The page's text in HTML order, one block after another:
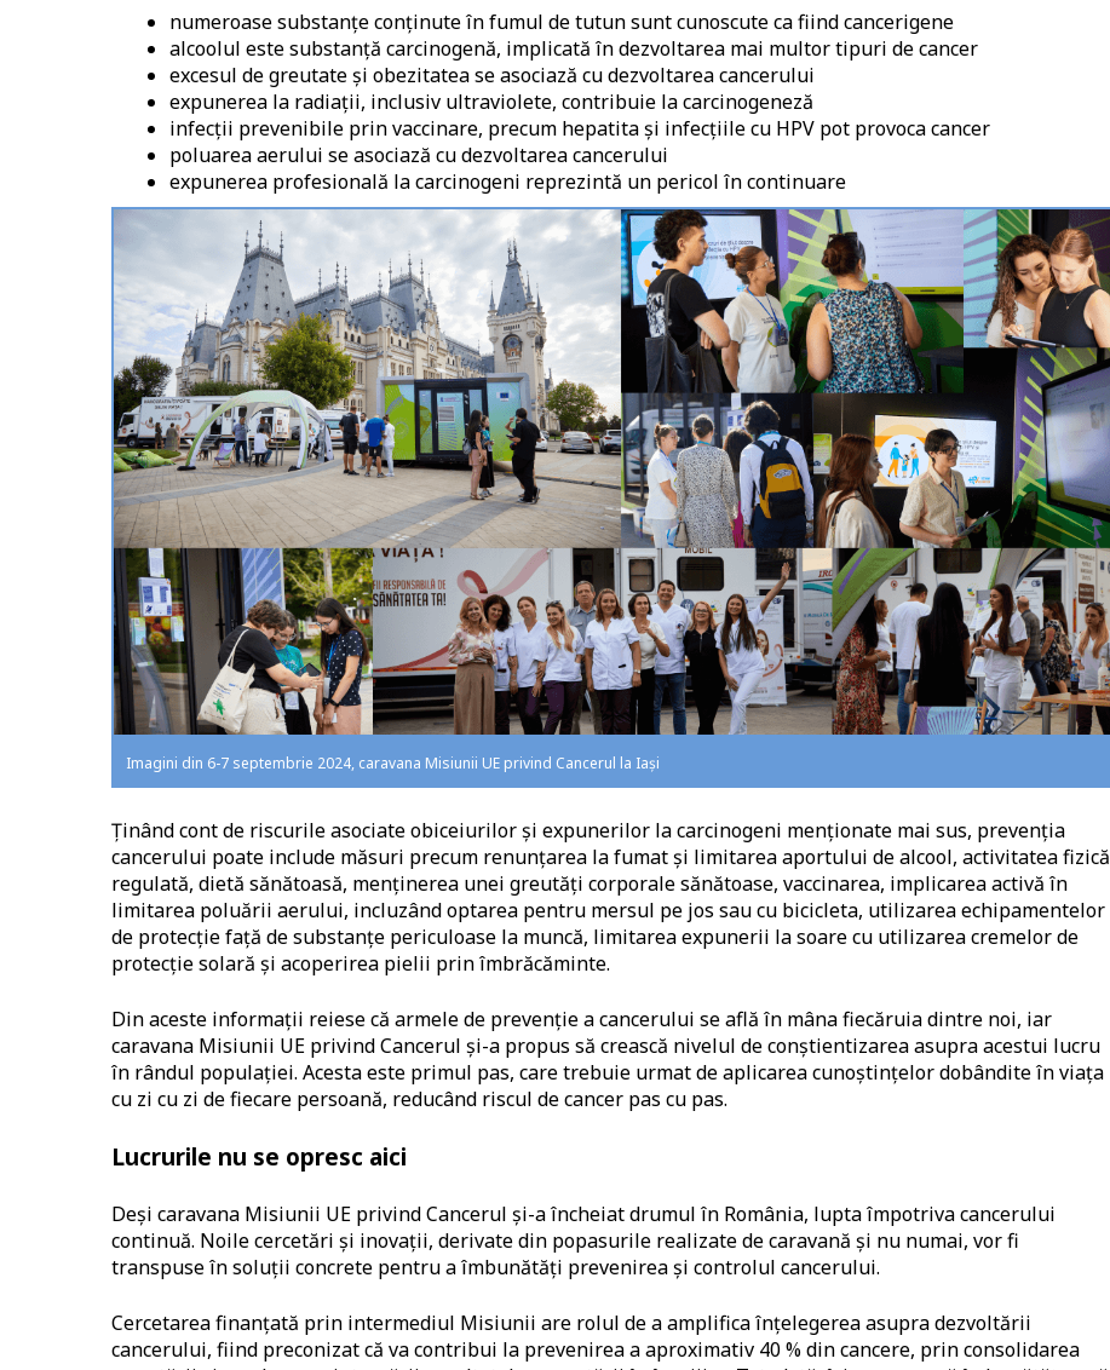
numeroase substanţe conţinute în fumul de tutun sunt cunoscute ca fiind cancerigene
alcoolul este substanţă carcinogenă, implicată în dezvoltarea mai multor tipuri de cancer
excesul de greutate şi obezitatea se asociază cu dezvoltarea cancerului
expunerea la radiaţii, inclusiv ultraviolete, contribuie la carcinogeneză
infecţii prevenibile prin vaccinare, precum hepatita şi infecţiile cu HPV pot provoca cancer
poluarea aerului se asociază cu dezvoltarea cancerului
expunerea profesională la carcinogeni reprezintă un pericol în continuare
Imagini din 6-7 septembrie 2024, caravana Misiunii UE privind Cancerul la Iaşi
Ţinând cont de riscurile asociate obiceiurilor şi expunerilor la carcinogeni menţionate mai sus, prevenţia
cancerului poate include măsuri precum renunţarea la fumat şi limitarea aportului de alcool, activitatea fizică
regulată, dietă sănătoasă, menținerea unei greutăți corporale sănătoase, vaccinarea, implicarea activă în
limitarea poluării aerului, incluzând optarea pentru mersul pe jos sau cu bicicleta, utilizarea echipamentelor
de protecţie faţă de substanţe periculoase la muncă, limitarea expunerii la soare cu utilizarea cremelor de
protecţie solară şi acoperirea pielii prin îmbrăcăminte.
Din aceste informaţii reiese că armele de prevenţie a cancerului se află în mâna fiecăruia dintre noi, iar
caravana Misiunii UE privind Cancerul şi-a propus să crească nivelul de conştientizarea asupra acestui lucru
în rândul populaţiei. Acesta este primul pas, care trebuie urmat de aplicarea cunoştinţelor dobândite în viaţa
cu zi cu zi de fiecare persoană, reducând riscul de cancer pas cu pas.
Lucrurile nu se opresc aici
Deşi caravana Misiunii UE privind Cancerul şi-a încheiat drumul în România, lupta împotriva cancerului
continuă. Noile cercetări și inovații, derivate din popasurile realizate de caravană şi nu numai, vor fi
transpuse în soluții concrete pentru a îmbunătăți prevenirea și controlul cancerului.
Cercetarea finanțată prin intermediul Misiunii are rolul de a amplifica înțelegerea asupra dezvoltării
cancerului, fiind preconizat că va contribui la prevenirea a aproximativ 40 % din cancere, prin consolidarea